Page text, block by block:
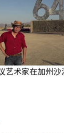
艺术家在加州